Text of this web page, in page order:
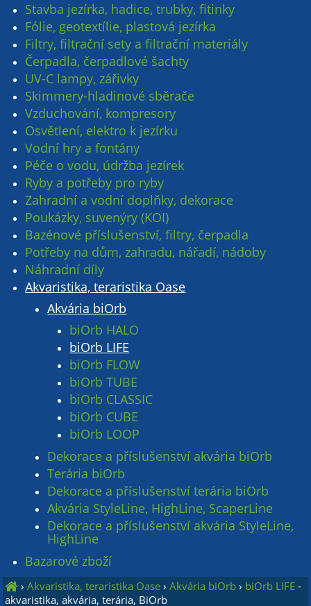
Stavba jezírka, hadice, trubky, fitinky
Fólie, geotextílie, plastová jezírka
Filtry, filtrační sety a filtrační materiály
Čerpadla, čerpadlové šachty
UV-C lampy, zářivky
Skimmery-hladinové sběrače
Vzduchování, kompresory
Osvětlení, elektro k jezírku
Vodní hry a fontány
Péče o vodu, údržba jezírek
Ryby a potřeby pro ryby
Zahradní a vodní doplňky, dekorace
Poukázky, suvenýry (KOI)
Bazénové příslušenství, filtry, čerpadla
Potřeby na dům, zahradu, nářadí, nádoby
Náhradní díly
Akvaristika, teraristika Oase
Akvária biOrb
biOrb HALO
biOrb LIFE
biOrb FLOW
biOrb TUBE
biOrb CLASSIC
biOrb CUBE
biOrb LOOP
Dekorace a příslušenství akvária biOrb
Terária biOrb
Dekorace a příslušenství terária biOrb
Akvária StyleLine, HighLine, ScaperLine
Dekorace a příslušenství akvária StyleLine,
HighLine
Bazarové zboží
›Akvaristika, teraristika Oase ›Akvária biOrb › biOrb LIFE -
akvaristika, akvária, terária, BiOrb